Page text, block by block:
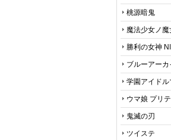
桃源暗鬼
魔法少女ノ魔
勝利の女神
ブルーアーカ
学園アイドル
ウマ娘 プリ
鬼滅の刃
ツイステ